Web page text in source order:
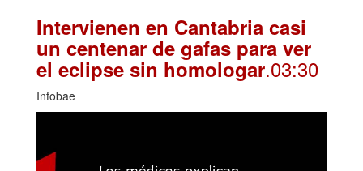
Intervienen en Cantabria casi
un centenar de gafas para ver
el eclipse sin homologar.03:30
Infobae